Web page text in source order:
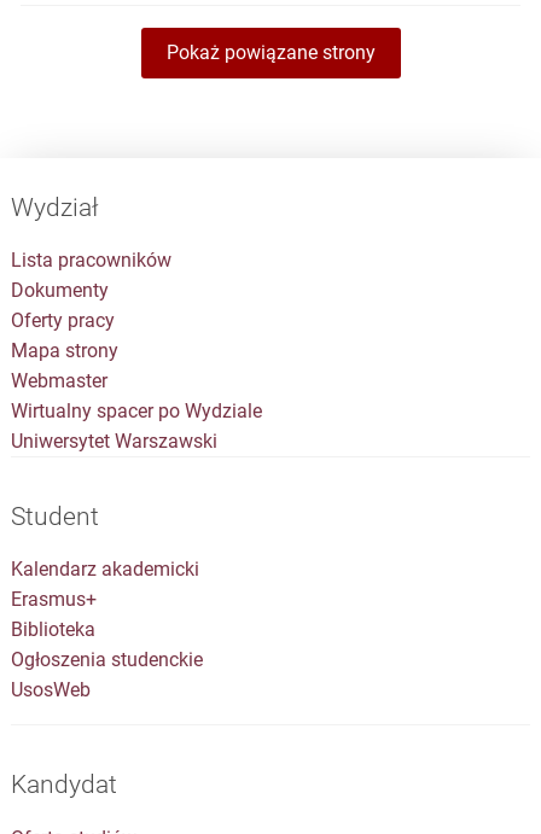
Pokaż powiązane strony
Wydział
Lista pracowników
Dokumenty
Oferty pracy
Mapa strony
Webmaster
Wirtualny spacer po Wydziale
Uniwersytet Warszawski
Student
Kalendarz akademicki
Erasmus+
Biblioteka
Ogłoszenia studenckie
UsosWeb
Kandydat